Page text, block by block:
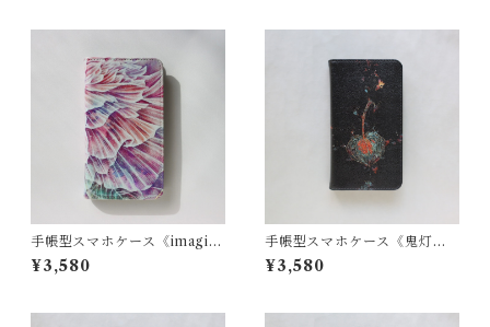
手帳型スマホケース《imagina
tor-P》全機種対応・Mサイズ
¥3,580
手帳型スマホケース《鬼灯》
全機種対応・Mサイズ
¥3,580